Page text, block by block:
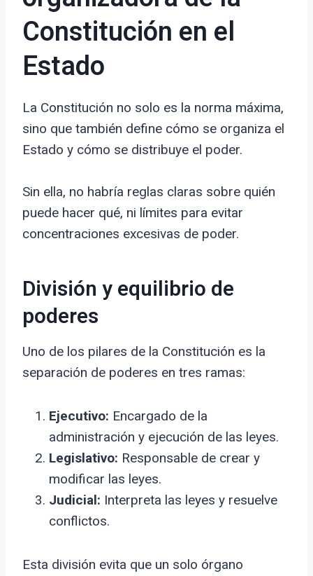
Constitución en el
Estado
La Constitución no solo es la norma máxima,
sino que también define cómo se organiza el
Estado y cómo se distribuye el poder.
Sin ella, no habría reglas claras sobre quién
puede hacer qué, ni límites para evitar
concentraciones excesivas de poder.
División y equilibrio de
poderes
Uno de los pilares de la Constitución es la
separación de poderes en tres ramas:
Ejecutivo: Encargado de la
administración y ejecución de las leyes.
Legislativo: Responsable de crear y
modificar las leyes.
Judicial: Interpreta las leyes y resuelve
conflictos.
Esta división evita que un solo órgano